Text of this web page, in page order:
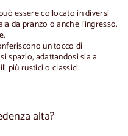
essere collocato in diversi
da pranzo o anche l'ingresso,
un tocco di
spazio, adattandosi sia a
più rustici o classici.
alta?